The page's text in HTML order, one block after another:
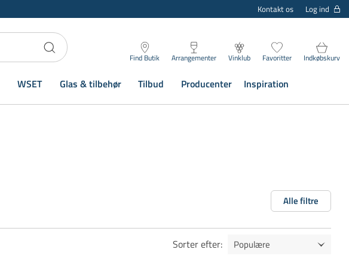
Kontakt os Log ind
Find Butik Arrangementer Vinklub Favoritter Indkøbskurv
WSET Glas & tilbehør Tilbud Producenter Inspiration
Alle filtre
Sorter efter: